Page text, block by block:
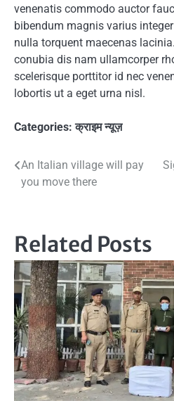
venenatis commodo auctor
bibendum magnis varius
nulla torquent maecenas
conubia dis nam ullamcorper
scelerisque porttitor id nec
lobortis ut a eget urna nisl.
Categories:क्राइम न्यूज़
Post
navigation
An Italian village will pay
you move there
Related Posts